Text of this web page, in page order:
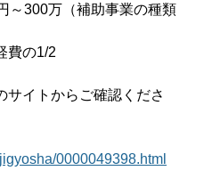
万（補助事業の種類
の1/2
イトからご確認くださ
0000049398.html